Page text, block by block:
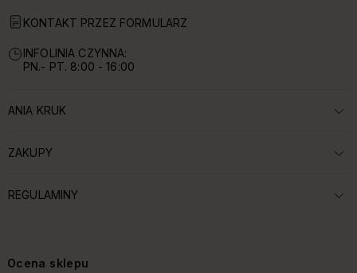
KONTAKT PRZEZ FORMULARZ
INFOLINIA CZYNNA:
PN.- PT. 8:00 - 16:00
ROZWIŃ SEKCJĘ:
ANIA KRUK
ROZWIŃ SEKCJĘ:
ZAKUPY
ROZWIŃ SEKCJĘ:
REGULAMINY
Ocena sklepu